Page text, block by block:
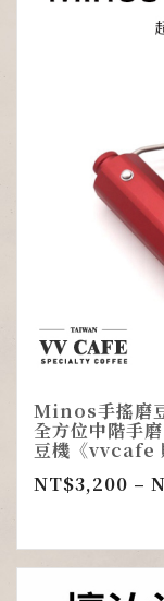
Minos手搖磨
全方位中階手
豆機《vvcafe
NT$3,200 –